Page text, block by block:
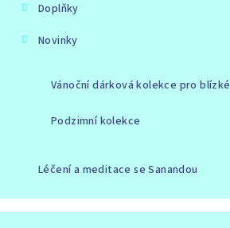
Doplňky
Novinky
Vánoční dárková kolekce pro blízké
Podzimní kolekce
Léčení a meditace se Sanandou